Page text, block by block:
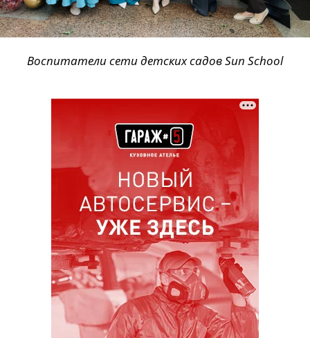
Воспитатели сети детских садов Sun School